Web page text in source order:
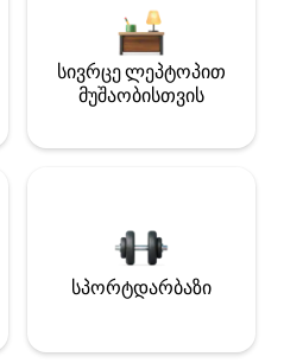
სივრცე ლეპტოპით
მუშაობისთვის
სპორტდარბაზი